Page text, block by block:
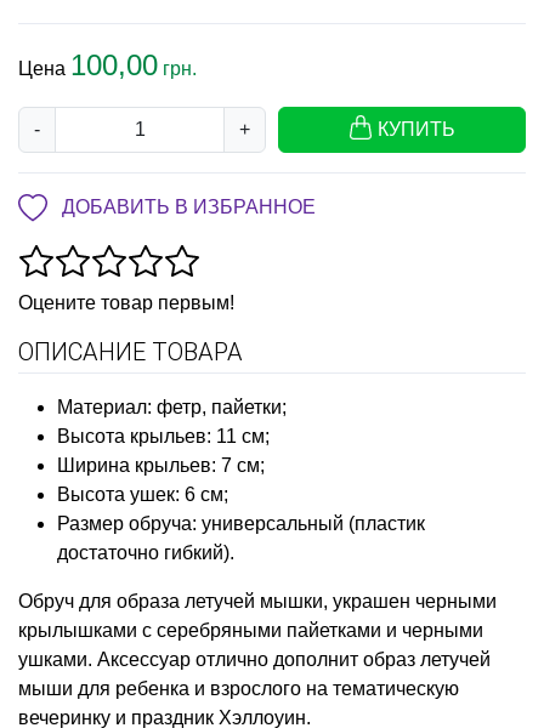
Цена 100,00 грн.
- + КУПИТЬ
ДОБАВИТЬ В ИЗБРАННОЕ
Оцените товар первым!
ОПИСАНИЕ ТОВАРА
Материал: фетр, пайетки;
Высота крыльев: 11 см;
Ширина крыльев: 7 см;
Высота ушек: 6 см;
Размер обруча: универсальный (пластик
достаточно гибкий).
Обруч для образа летучей мышки, украшен черными
крылышками с серебряными пайетками и черными
ушками. Аксессуар отлично дополнит образ летучей
мыши для ребенка и взрослого на тематическую
вечеринку и праздник Хэллоуин.